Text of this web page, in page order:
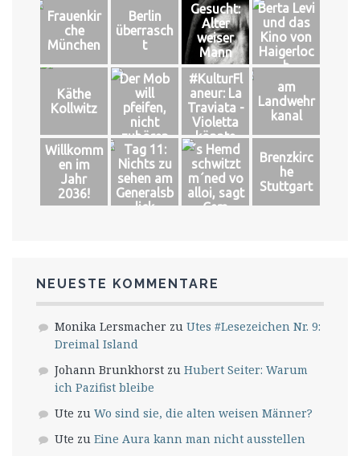
Frauenkir
che
München
Berlin
überrasch
t
Gesucht:
Alter
weiser
Mann
Berta Levi
und das
Kino von
Haigerloc
h
Käthe
Kollwitz
Der Mob
will
pfeifen,
nicht
zuhören
#KulturFl
aneur: La
Traviata -
Violetta
könnte
leben
am
Landwehr
kanal
Willkomm
en im
Jahr
2036!
Tag 11:
Nichts zu
sehen am
Generalsb
lick
´s Hemd
schwitzt
m´ned vo
alloi, sagt
Cem
Brenzkirc
he
Stuttgart
NEUESTE KOMMENTARE
Monika Lersmacher zu Utes #Lesezeichen Nr. 9:
Dreimal Island
Johann Brunkhorst zu Hubert Seiter: Warum
ich Pazifist bleibe
Ute zu Wo sind sie, die alten weisen Männer?
Ute zu Eine Aura kann man nicht ausstellen